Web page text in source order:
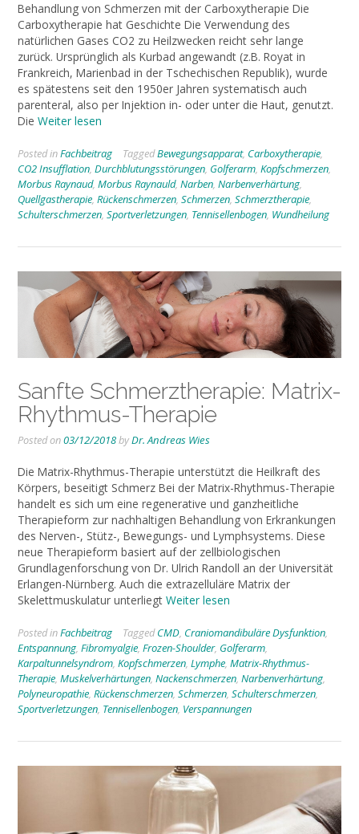
Behandlung von Schmerzen mit der Carboxytherapie Die
Carboxytherapie hat Geschichte Die Verwendung des
natürlichen Gases CO2 zu Heilzwecken reicht sehr lange
zurück. Ursprünglich als Kurbad angewandt (z.B. Royat in
Frankreich, Marienbad in der Tschechischen Republik), wurde
es spätestens seit den 1950er Jahren systematisch auch
parenteral, also per Injektion in- oder unter die Haut, genutzt.
Die Weiter lesen
Posted inFachbeitrag TaggedBewegungsapparat, Carboxytherapie,
CO2 Insufflation, Durchblutungsstörungen, Golferarm, Kopfschmerzen,
Morbus Raynaud, Morbus Raynauld, Narben, Narbenverhärtung,
Quellgastherapie, Rückenschmerzen, Schmerzen, Schmerztherapie,
Schulterschmerzen, Sportverletzungen, Tennisellenbogen, Wundheilung
Sanfte Schmerztherapie: Matrix-
Rhythmus-Therapie
Posted on03/12/2018byDr. Andreas Wies
Die Matrix-Rhythmus-Therapie unterstützt die Heilkraft des
Körpers, beseitigt Schmerz Bei der Matrix-Rhythmus-Therapie
handelt es sich um eine regenerative und ganzheitliche
Therapieform zur nachhaltigen Behandlung von Erkrankungen
des Nerven-, Stütz-, Bewegungs- und Lymphsystems. Diese
neue Therapieform basiert auf der zellbiologischen
Grundlagenforschung von Dr. Ulrich Randoll an der Universität
Erlangen-Nürnberg. Auch die extrazelluläre Matrix der
Skelettmuskulatur unterliegt Weiter lesen
Posted inFachbeitrag TaggedCMD, Craniomandibuläre Dysfunktion,
Entspannung, Fibromyalgie, Frozen-Shoulder, Golferarm,
Karpaltunnelsyndrom, Kopfschmerzen, Lymphe, Matrix-Rhythmus-
Therapie, Muskelverhärtungen, Nackenschmerzen, Narbenverhärtung,
Polyneuropathie, Rückenschmerzen, Schmerzen, Schulterschmerzen,
Sportverletzungen, Tennisellenbogen, Verspannungen